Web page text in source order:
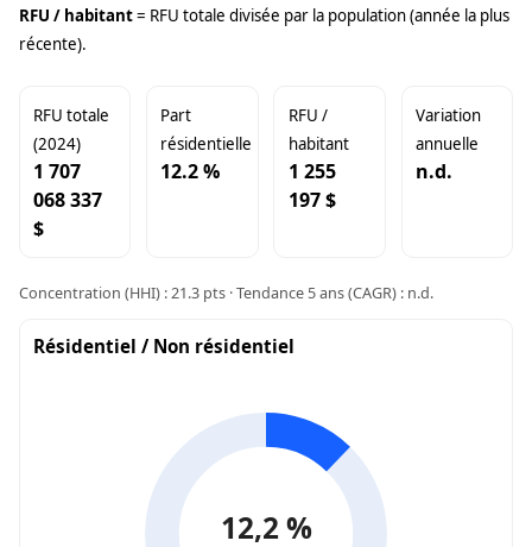
RFU / habitant= RFU totale divisée par la population (année la plus
récente).
RFU totale
(2024)
1 707
068 337
$
Part
résidentielle
12.2 %
RFU /
habitant
1 255
197 $
Variation
annuelle
n.d.
Concentration (HHI) : 21.3 pts · Tendance 5 ans (CAGR) : n.d.
Résidentiel / Non résidentiel
12,2 %